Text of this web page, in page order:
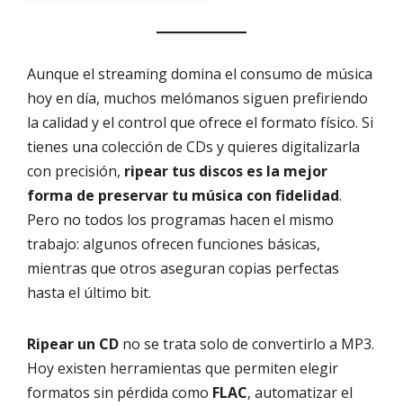
Aunque el streaming domina el consumo de música
hoy en día, muchos melómanos siguen prefiriendo
la calidad y el control que ofrece el formato físico. Si
tienes una colección de CDs y quieres digitalizarla
con precisión, ripear tus discos es la mejor
forma de preservar tu música con fidelidad.
Pero no todos los programas hacen el mismo
trabajo: algunos ofrecen funciones básicas,
mientras que otros aseguran copias perfectas
hasta el último bit.
Ripear un CD no se trata solo de convertirlo a MP3.
Hoy existen herramientas que permiten elegir
formatos sin pérdida como FLAC, automatizar el